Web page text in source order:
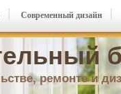
ремонте и
Современный дизайн